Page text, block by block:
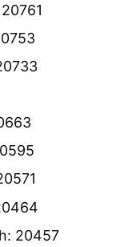
20457